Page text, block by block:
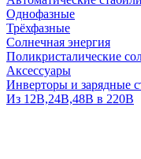
Однофазные
Трёхфазные
Солнечная энергия
Поликристалические
Аксессуары
Инверторы и зарядные
Из 12В,24В,48В в 220В